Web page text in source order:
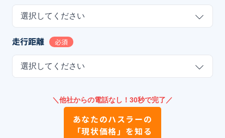
選択してください
走行距離 必須
選択してください
＼他社からの電話なし！30秒で完了／
あなたのハスラーの
「現状価格」を知る